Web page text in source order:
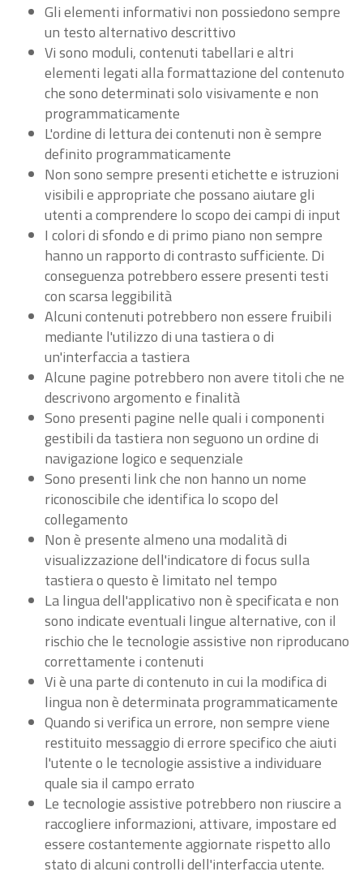
Gli elementi informativi non possiedono sempre
un testo alternativo descrittivo
Vi sono moduli, contenuti tabellari e altri
elementi legati alla formattazione del contenuto
che sono determinati solo visivamente e non
programmaticamente
L'ordine di lettura dei contenuti non è sempre
definito programmaticamente
Non sono sempre presenti etichette e istruzioni
visibili e appropriate che possano aiutare gli
utenti a comprendere lo scopo dei campi di input
I colori di sfondo e di primo piano non sempre
hanno un rapporto di contrasto sufficiente. Di
conseguenza potrebbero essere presenti testi
con scarsa leggibilità
Alcuni contenuti potrebbero non essere fruibili
mediante l'utilizzo di una tastiera o di
un'interfaccia a tastiera
Alcune pagine potrebbero non avere titoli che ne
descrivono argomento e finalità
Sono presenti pagine nelle quali i componenti
gestibili da tastiera non seguono un ordine di
navigazione logico e sequenziale
Sono presenti link che non hanno un nome
riconoscibile che identifica lo scopo del
collegamento
Non è presente almeno una modalità di
visualizzazione dell'indicatore di focus sulla
tastiera o questo è limitato nel tempo
La lingua dell'applicativo non è specificata e non
sono indicate eventuali lingue alternative, con il
rischio che le tecnologie assistive non riproducano
correttamente i contenuti
Vi è una parte di contenuto in cui la modifica di
lingua non è determinata programmaticamente
Quando si verifica un errore, non sempre viene
restituito messaggio di errore specifico che aiuti
l'utente o le tecnologie assistive a individuare
quale sia il campo errato
Le tecnologie assistive potrebbero non riuscire a
raccogliere informazioni, attivare, impostare ed
essere costantemente aggiornate rispetto allo
stato di alcuni controlli dell'interfaccia utente.